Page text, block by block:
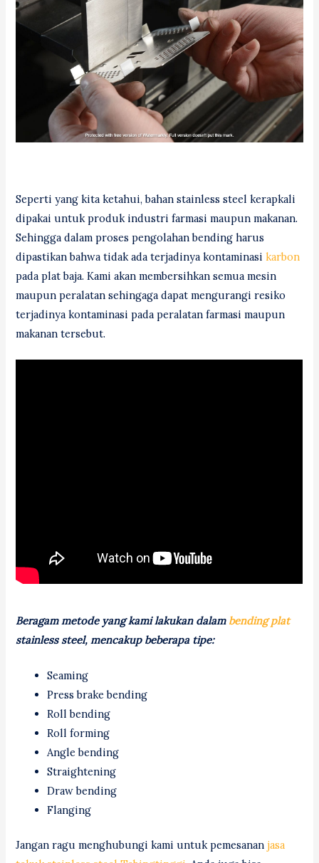
Seperti yang kita ketahui, bahan stainless steel kerapkali
dipakai untuk produk industri farmasi maupun makanan.
Sehingga dalam proses pengolahan bending harus
dipastikan bahwa tidak ada terjadinya kontaminasikarbon
pada plat baja. Kami akan membersihkan semua mesin
maupun peralatan sehingaga dapat mengurangi resiko
terjadinya kontaminasi pada peralatan farmasi maupun
makanan tersebut.
Beragam metode yang kami lakukan dalam bending plat
stainless steel, mencakup beberapa tipe:
Seaming
Press brake bending
Roll bending
Roll forming
Angle bending
Straightening
Draw bending
Flanging
Jangan ragu menghubungi kami untuk pemesananjasa